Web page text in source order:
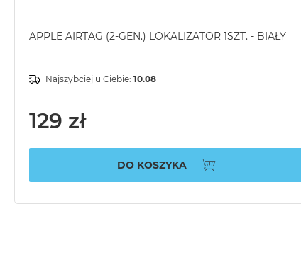
APPLE AIRTAG (2-GEN.) LOKALIZATOR 1SZT. - BIAŁY
Najszybciej u Ciebie: 10.08
129 zł
DO KOSZYKA